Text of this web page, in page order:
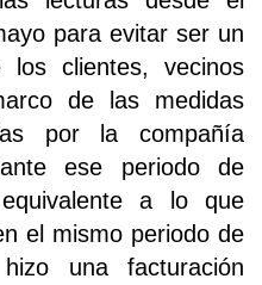
para evitar ser un
clientes, vecinos
de las medidas
por la compañía
ese periodo de
a lo que
el mismo periodo de
una facturación